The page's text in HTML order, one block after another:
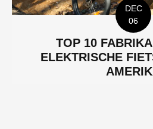
DEC
06
TOP 10
ELEKTRISCHE